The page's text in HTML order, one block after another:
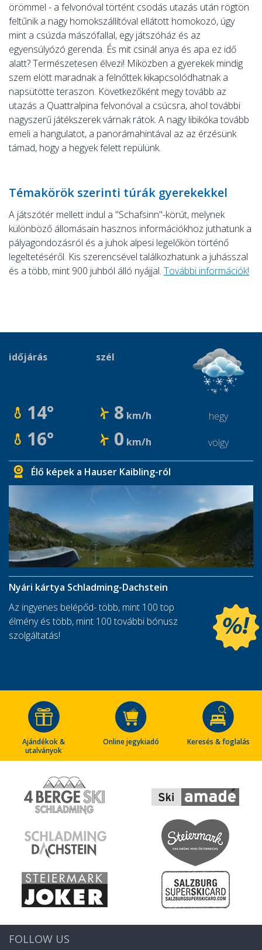
örömmel - a felvonóval történt csodás utazás után rögtön
feltűnik a nagy homokszállítóval ellátott homokozó, úgy
mint a csúzda mászófallal, egy játszóház és az
egyensúlyózó gerenda. És mit csinál anya és apa ez idő
alatt? Természetesen élvezi! Miközben a gyerekek mindig
szem elött maradnak a felnőttek kikapcsolódhatnak a
napsütötte teraszon. Következőként megy tovább az
utazás a Quattralpina felvonóval a csúcsra, ahol további
nagyszerű játékszerek várnak rátok. A nagy libikóka tovább
emeli a hangulatot, a panorámahintával az az érzésünk
támad, hogy a hegyek felett repülünk.
Témakörök szerinti túrák gyerekekkel
A játszótér mellett indul a "Schafsinn"-körút, melynek
különböző állomásain hasznos információkhoz juthatunk a
pályagondozásról és a juhok alpesi legelőkön történő
legeltetéséről. Kis szerencsével találkozhatunk a juhásszal
és a több, mint 900 juhból álló nyájjal. További információk!
időjárás szél
14° 8 km/h hegy
16° 0 km/h völgy
Élő képek a Hauser Kaibling-ról
Nyári kártya Schladming-Dachstein
Az ingyenes belépőd- több, mint 100 top
élmény és több, mint 100 további bónusz
szolgáltatás!
Ajándékok &
utalványok
Online jegykiadó Keresés & foglalás
FOLLOW US